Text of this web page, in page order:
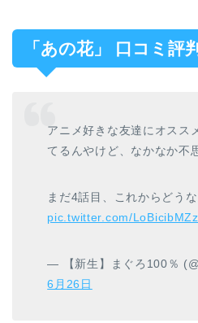
「あの花」 口コミ評
アニメ好きな友達にオスス
てるんやけど、なかなか不
まだ4話目、これからどう
pic.twitter.com/LoBicibMZz
— 【新生】まぐろ100％
6月26日